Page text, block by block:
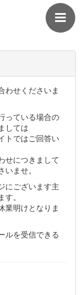
わせくださいま
っている場合の
しては
トではご回答い
せにつきまして
ませ。
にございます主
。
業明けとなりま
ルを受信できる